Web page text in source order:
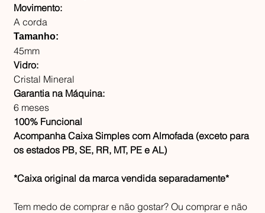
Movimento:
A corda
Tamanho:
45mm
Vidro:
Cristal Mineral
Garantia na Máquina:
6 meses
100% Funcional
Acompanha Caixa Simples com Almofada (exceto para
os estados PB, SE, RR, MT, PE e AL)
*Caixa original da marca vendida separadamente*
Tem medo de comprar e não gostar? Ou comprar e não